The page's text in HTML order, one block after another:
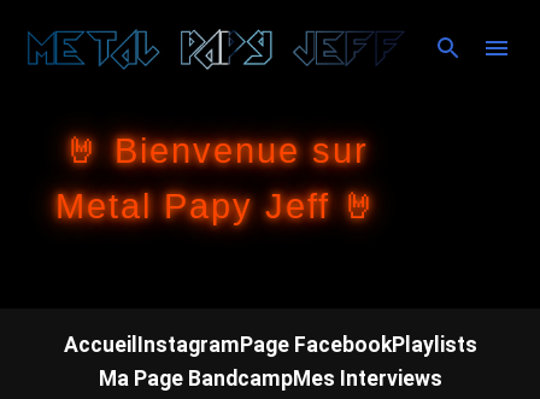
Accéder au contenu principal
🤘 Bienvenue sur
Metal Papy Jeff 🤘
Accueil InstagramPage FacebookPlaylists
Ma Page BandcampMes Interviews